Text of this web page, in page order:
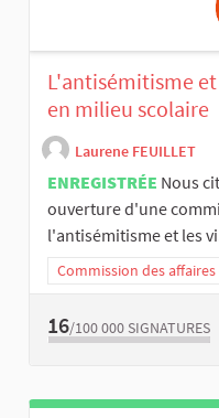
L'antisémitisme
en milieu scolaire
Laurene FEUILLET
ENREGISTRÉE Nous
ouverture d'une
l'antisémitisme et les
Commission des
16/100 000 SIGNATURES